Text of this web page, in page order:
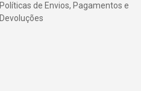
Políticas de Envios, Pagamentos e
Devoluções